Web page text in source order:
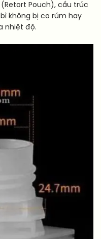
(Retort Pouch), cấu trúc
không bị co rúm hay
nhiệt độ.